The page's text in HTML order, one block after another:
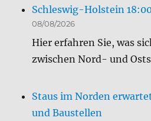
Schleswig-Holstein
08/08/2026
Hier erfahren Sie, was
zwischen Nord- und
Staus im Norden
und Baustellen